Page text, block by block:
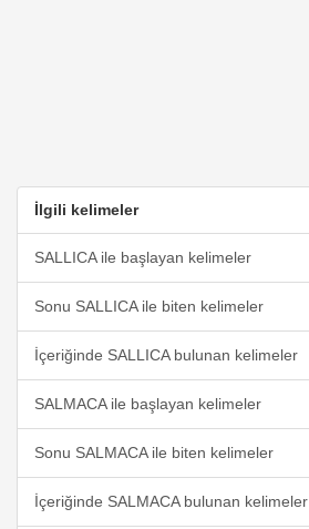
İlgili kelimeler
SALLICA ile başlayan kelimeler
Sonu SALLICA ile biten kelimeler
İçeriğinde SALLICA bulunan kelimeler
SALMACA ile başlayan kelimeler
Sonu SALMACA ile biten kelimeler
İçeriğinde SALMACA bulunan kelimeler